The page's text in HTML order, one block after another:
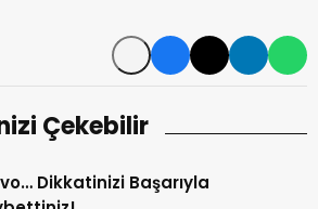
Çekebilir
Dikkatinizi Başarıyla